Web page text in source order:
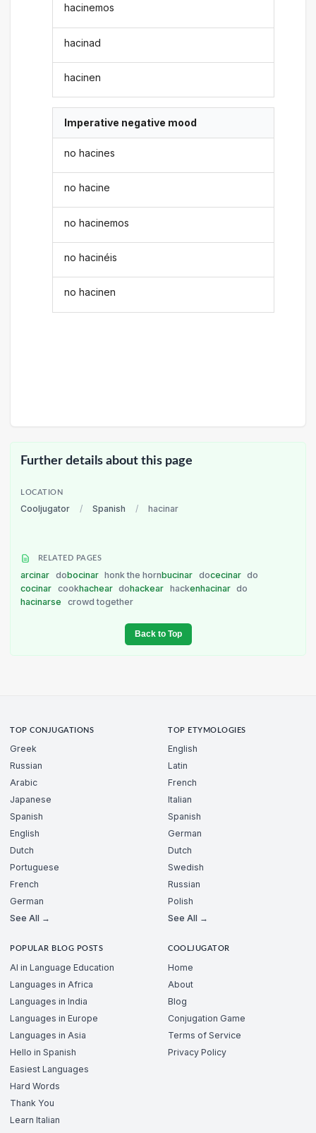
hacinemos
hacinad
hacinen
Imperative negative mood
no hacines
no hacine
no hacinemos
no hacinéis
no hacinen
Further details about this page
LOCATION
Cooljugator / Spanish / hacinar
RELATED PAGES
arcinar dobocinar honk the hornbucinar docecinar do
cocinar cookhachear dohackear hackenhacinar do
hacinarse
crowd together
Back to Top
TOP CONJUGATIONS
Greek
Russian
Arabic
Japanese
Spanish
English
Dutch
Portuguese
French
German
See All →
TOP ETYMOLOGIES
English
Latin
French
Italian
Spanish
German
Dutch
Swedish
Russian
Polish
See All →
POPULAR BLOG POSTS
AI in Language Education
Languages in Africa
Languages in India
Languages in Europe
Languages in Asia
Hello in Spanish
Easiest Languages
Hard Words
Thank You
Learn Italian
COOLJUGATOR
Home
About
Blog
Conjugation Game
Terms of Service
Privacy Policy